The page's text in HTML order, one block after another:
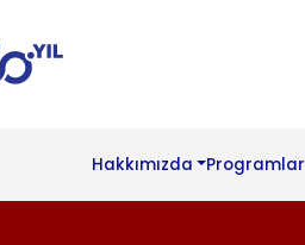
Hakkımızda Programlar